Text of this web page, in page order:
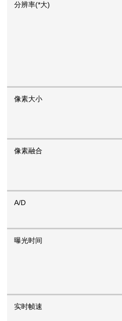
分辨率(*大)
像素大小
像素融合
A/D
曝光时间
实时帧速